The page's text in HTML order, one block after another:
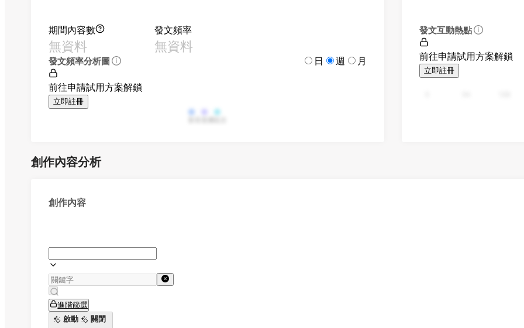
期間內容數
無資料
發文頻率
無資料
發文頻率分析圖 日 週 月
前往申請試用方案解鎖
立即註冊
發文互動熱點
前往申請試用方案解鎖
立即註冊
創作內容分析
創作內容
進階篩選
啟動
關閉